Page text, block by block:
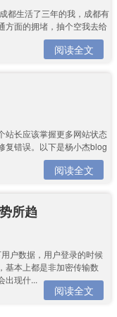
都生活了三年的我，成都有
方面的拥堵，抽个空我去给
阅读全文
站长应该掌握更多网站状态
复错误。以下是杨小杰blog
阅读全文
所趋
户数据，用户登录的时候
基本上都是非加密传输数
出现什...
阅读全文